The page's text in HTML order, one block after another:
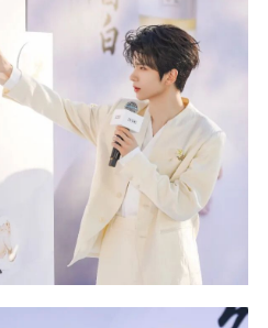
瓶精粹、高能卓效。
中，佰草集从德化白瓷中
”概念，将“七白古方”的
方女性的白融为一体，形
式美白观。展会现场，佰
：